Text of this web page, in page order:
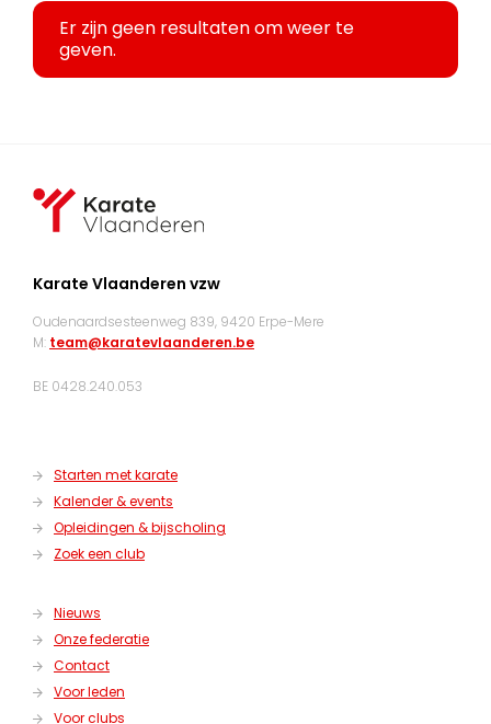
Er zijn geen resultaten om weer te
geven.
Karate Vlaanderen vzw
Oudenaardsesteenweg 839, 9420 Erpe-Mere
M: team@karatevlaanderen.be
BE 0428.240.053
Starten met karate
Kalender & events
Opleidingen & bijscholing
Zoek een club
Nieuws
Onze federatie
Contact
Voor leden
Voor clubs